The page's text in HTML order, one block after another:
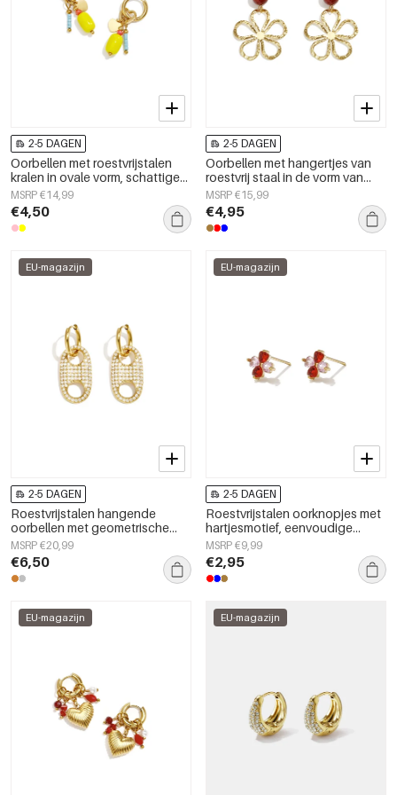
2-5 DAGEN
Oorbellen met roestvrijstalen
kralen in ovale vorm, schattige
en eenvoudige serie voor
dagelijks gebruik,
damessieraden
MSRP €14,99
€4,50
2-5 DAGEN
Oorbellen met hangertjes van
roestvrij staal in de vorm van
een bloem uit de Daily Simple-
serie voor dames.
MSRP €15,99
€4,95
EU-magazijn
2-5 DAGEN
Roestvrijstalen hangende
oorbellen met geometrische
vorm, eenvoudige, alledaagse
serie, damessieraden
MSRP €20,99
€6,50
EU-magazijn
2-5 DAGEN
Roestvrijstalen oorknopjes met
hartjesmotief, eenvoudige
dagelijkse sieraden uit de
Simple Series voor dames.
MSRP €9,99
€2,95
EU-magazijn EU-magazijn